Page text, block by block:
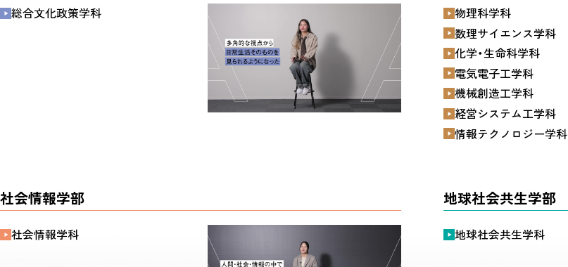
総合文化政策学科
物理科学科
数理サイエンス学科
化学・生命科学科
電気電子工学科
機械創造工学科
経営システム工学科
情報テクノロジー学科
社会情報学部
社会情報学科
地球社会共生学部
地球社会共生学科